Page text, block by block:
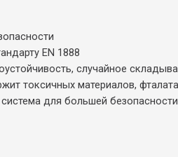
EN 1888
случайное
токсичных материалов, фталата
для большей безопасности